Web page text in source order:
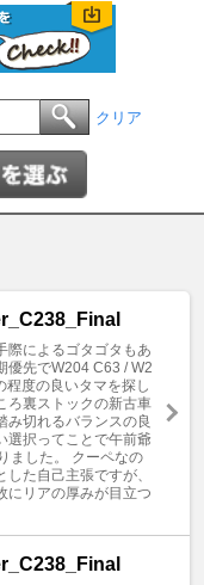
クリア
際によるゴタゴタもあ
優先でW204 C63 / W2
程度の良いタマを探し
ろ裏ストックの新古車
み切れるバランスの良
選択ってことで午前爺
ました。 クーペなの
した自己主張ですが、
にリアの厚みが目立つ